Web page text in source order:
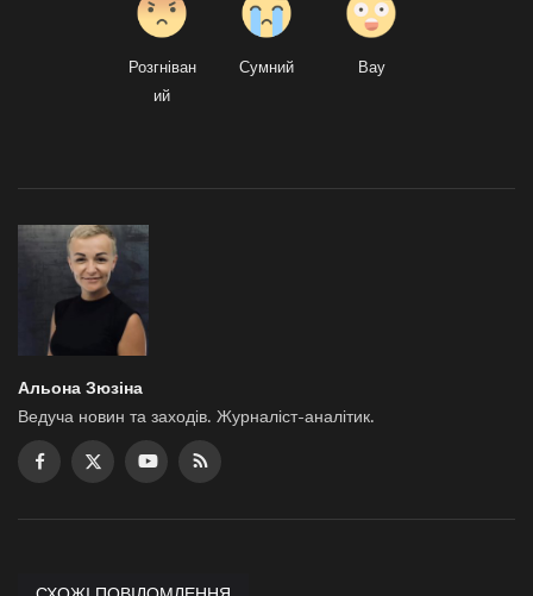
Розгніван
ий
Сумний Вау
Альона Зюзіна
Ведуча новин та заходів. Журналіст-аналітик.